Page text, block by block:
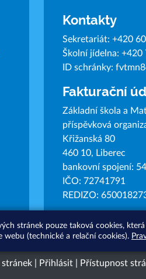
Kontakty
Sekretariát: +420
Školní jídelna: +420
ID schránky:
Fakturační
Základní škola a
příspěvková
Křižanská 80
460 10, Liberec
bankovní spojení:
IČO: 72741791
REDIZO:
stránek Přihlásit Přístupnost
stránek pouze taková cookies,
webu (technické a relační cookies).